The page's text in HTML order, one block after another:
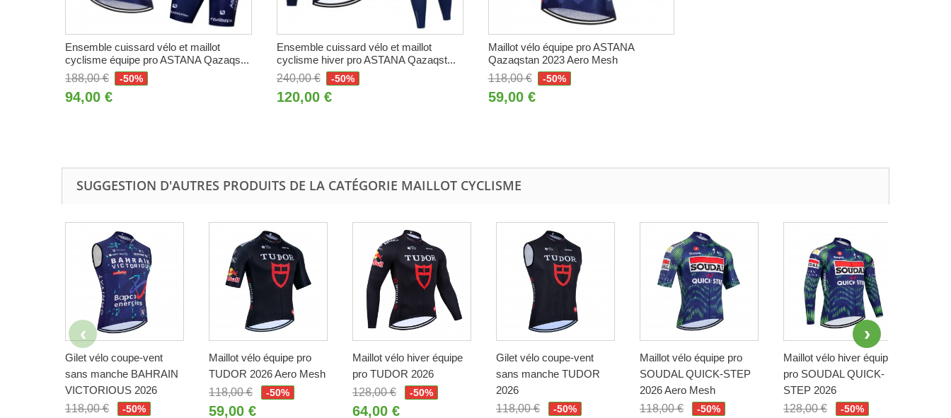
Ensemble cuissard vélo et maillot
cyclisme équipe pro ASTANA Qazaqs...
188,00 €
-50%
94,00 €
Ensemble cuissard vélo et maillot
cyclisme hiver pro ASTANA Qazaqst...
240,00 €
-50%
120,00 €
Maillot vélo équipe pro ASTANA
Qazaqstan 2023 Aero Mesh
118,00 €
-50%
59,00 €
SUGGESTION D'AUTRES PRODUITS DE LA CATÉGORIE MAILLOT CYCLISME
Gilet vélo coupe-vent
sans manche BAHRAIN
VICTORIOUS 2026
118,00 €
-50%
Maillot vélo équipe pro
TUDOR 2026 Aero Mesh
118,00 €
-50%
59,00 €
Maillot vélo hiver équipe
pro TUDOR 2026
128,00 €
-50%
64,00 €
Gilet vélo coupe-vent
sans manche TUDOR
2026
118,00 €
-50%
Maillot vélo équipe pro
SOUDAL QUICK-STEP
2026 Aero Mesh
118,00 €
-50%
Maillot vélo hiver équipe
pro SOUDAL QUICK-
STEP 2026
128,00 €
-50%